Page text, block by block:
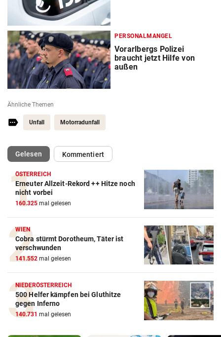
PERSONALMANGEL
Vorarlbergs Polizei
braucht jetzt Hilfe von
außen
Ähnliche Themen
Unfall Motorradunfall
Gelesen(ausgewählt)Kommentiert
ÖSTERREICH
Erneuter Allzeit-Rekord ++ Hitze noch
nicht vorbei
160.325 mal gelesen
WIEN
Cobra stürmt Dorotheum, Täter ist
verschwunden
141.552 mal gelesen
NIEDERÖSTERREICH
500 Helfer kämpfen bei Gluthitze
gegen Inferno
140.731 mal gelesen